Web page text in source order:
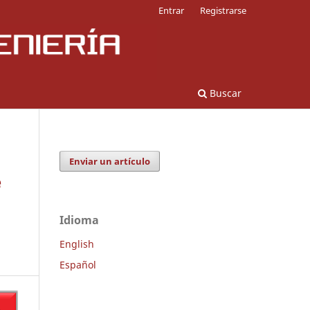
Buscar
Entrar Registrarse
Enviar un artículo
Idioma
English
Español